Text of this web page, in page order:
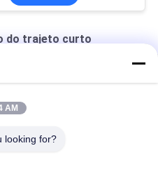
do trajeto curto
250W curto
AM
looking for?